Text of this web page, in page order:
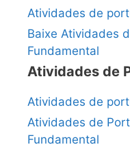
Atividades de
Baixe Atividades
Fundamental
Atividades de
Atividades de
Atividades de
Fundamental